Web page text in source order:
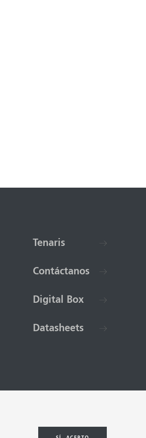
Tenaris
Contáctanos
Digital Box
Datasheets